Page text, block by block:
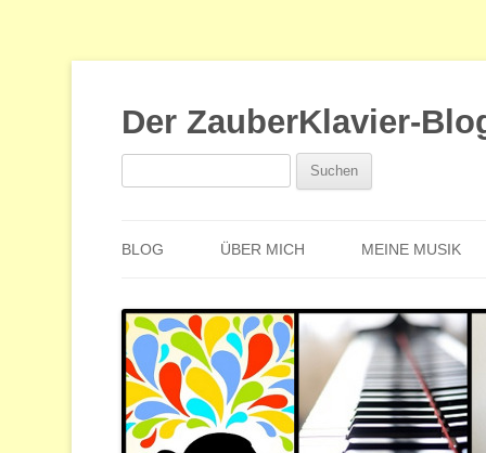
Der ZauberKlavier-
Suchen
nach:
BLOG ÜBER MICH MEINE MUSIK